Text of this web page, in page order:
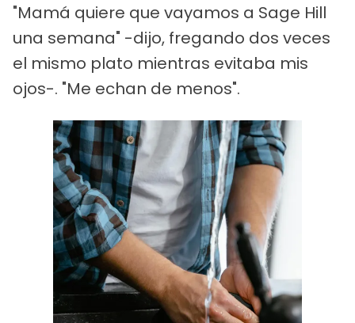
"Mamá quiere que vayamos a Sage Hill
una semana" -dijo, fregando dos veces
el mismo plato mientras evitaba mis
ojos-. "Me echan de menos".